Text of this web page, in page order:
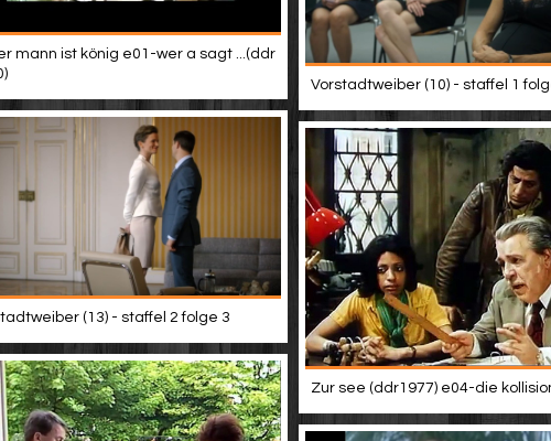
mann ist könig e01-wer a sagt ...(ddr
Vorstadtweiber (10) - staffel 1
(13) - staffel 2 folge 3
Zur see (ddr1977) e04-die